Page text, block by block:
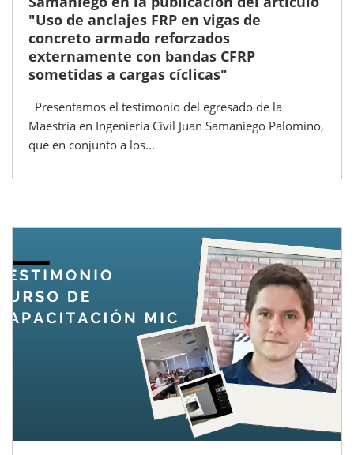
"Uso de anclajes FRP en vigas de
concreto armado reforzados
externamente con bandas CFRP
sometidas a cargas cíclicas"
Presentamos el testimonio del egresado de la
Maestría en Ingeniería Civil Juan Samaniego Palomino,
que en conjunto a los...